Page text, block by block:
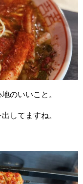
のいいこと。
してますね。